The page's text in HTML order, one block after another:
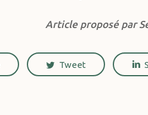
Article proposé par
Tweet